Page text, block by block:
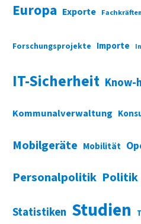
Europa Exporte
Forschungsprojekte Importe
IT-Sicherheit Know-
Kommunalverwaltung
Mobilgeräte Mobilität
Personalpolitik Politik
Statistiken Studien